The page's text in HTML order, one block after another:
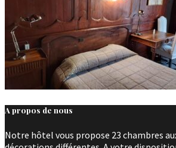
A propos de nous
Notre hôtel vous propose 23 chambres